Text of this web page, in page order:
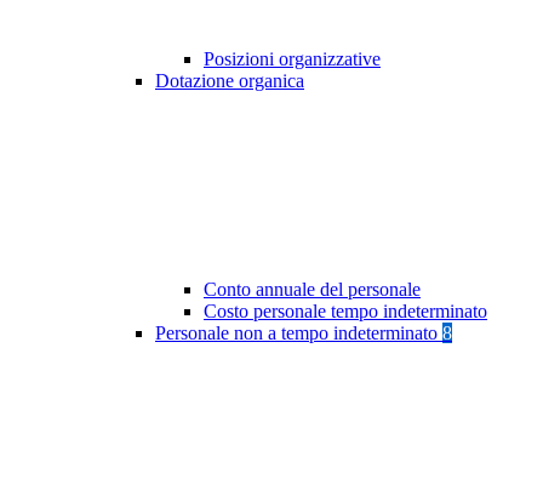
Posizioni organizzative
Dotazione organica
Conto annuale del personale
Costo personale tempo indeterminato
Personale non a tempo indeterminato 8